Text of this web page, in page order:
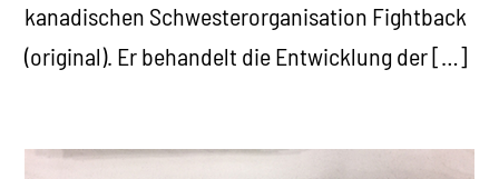
kanadischen Schwesterorganisation Fightback
(original). Er behandelt die Entwicklung der […]